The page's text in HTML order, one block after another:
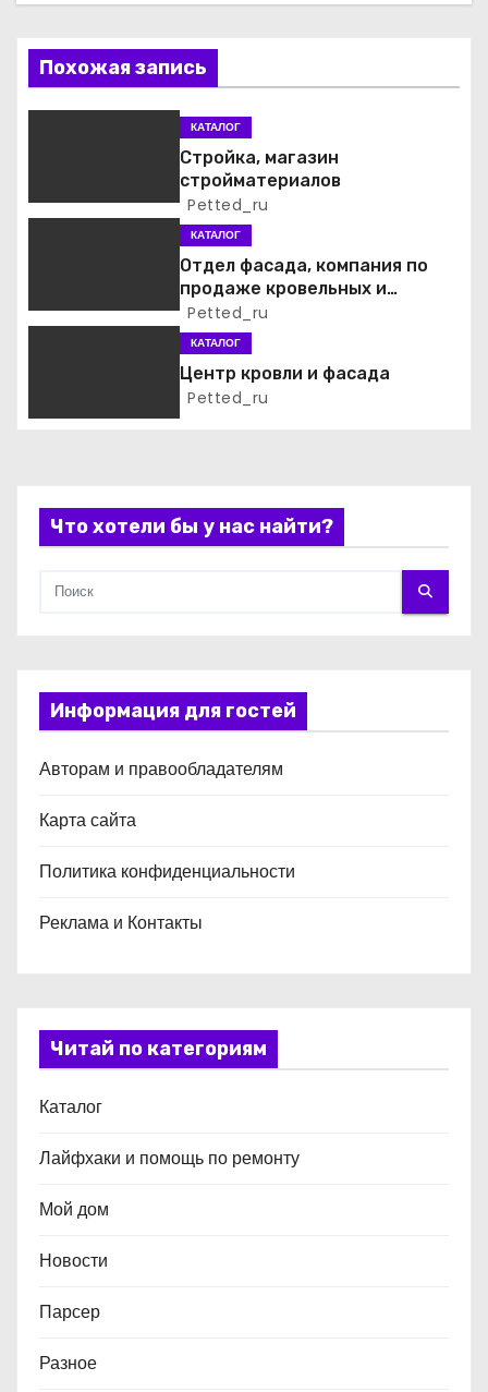
а
ц
и
п
а
и
я
м
Похожая запись
КАТАЛОГ
Стройка, магазин
стройматериалов
Petted_ru
КАТАЛОГ
Отдел фасада, компания по
продаже кровельных и
фасадных материалов
Petted_ru
КАТАЛОГ
Центр кровли и фасада
Petted_ru
Что хотели бы у нас найти?
Информация для гостей
Авторам и правообладателям
Карта сайта
Политика конфиденциальности
Реклама и Контакты
Читай по категориям
Каталог
Лайфхаки и помощь по ремонту
Мой дом
Новости
Парсер
Разное